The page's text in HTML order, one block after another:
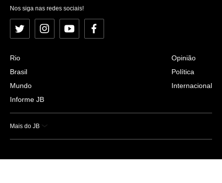
Nos siga nas redes sociais!
Twitter InstagramYouTubeFacebook
Rio
Brasil
Mundo
Informe JB
Opinião
Política
Internacional
Mais do JB
Esportes